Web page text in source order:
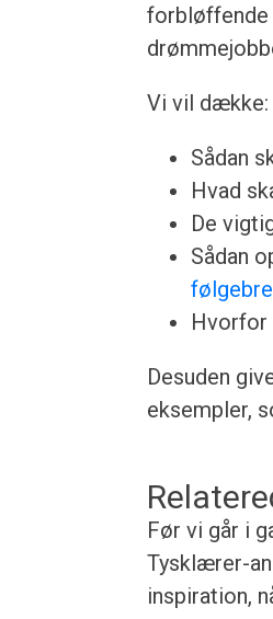
forbløffende
Vi vil dække:
Sådan
Hvad
De
Sådan
Hvorfor
Desuden
eksempler,
Før vi går i
Tysklærer-
inspiration,